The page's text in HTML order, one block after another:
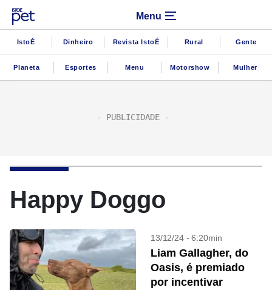
Menu
IstoÉ Dinheiro Revista IstoÉ Rural Gente
Planeta Esportes Menu Motorshow Mulher
Happy Doggo
13/12/24 - 6:20min
Liam Gallagher, do
Oasis, é premiado
por incentivar